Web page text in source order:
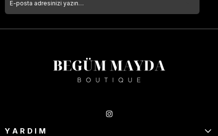
YARDIM